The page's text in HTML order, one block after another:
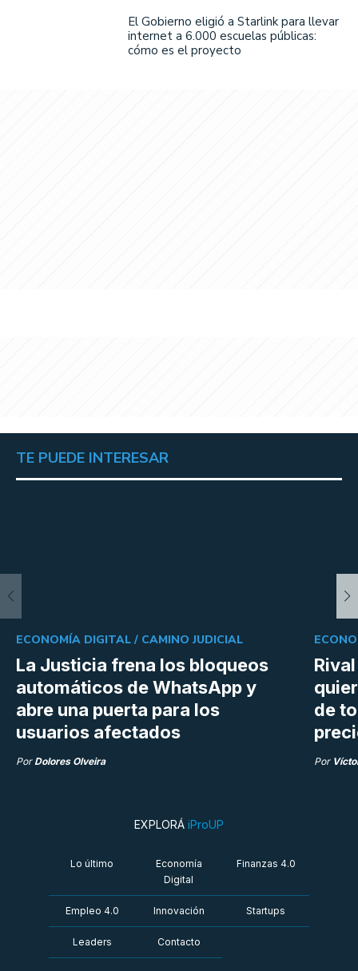
El Gobierno eligió a Starlink para llevar
internet a 6.000 escuelas públicas:
cómo es el proyecto
TE PUEDE INTERESAR
La Justicia frena los bloqueos
automáticos de WhatsApp y
abre una puerta para los
usuarios afectados
ECONOMÍA DIGITAL / CAMINO JUDICIAL
Por Dolores Olveira
de
Por
EXPLORÁ iProUP
Lo último
Economía
Digital
Finanzas 4.0
Empleo 4.0 Innovación Startups
Leaders Contacto